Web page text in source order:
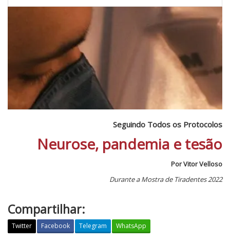
Seguindo Todos os Protocolos
Neurose, pandemia e tesão
Por Vitor Velloso
Durante a Mostra de Tiradentes 2022
Compartilhar:
Twitter Facebook Telegram WhatsApp